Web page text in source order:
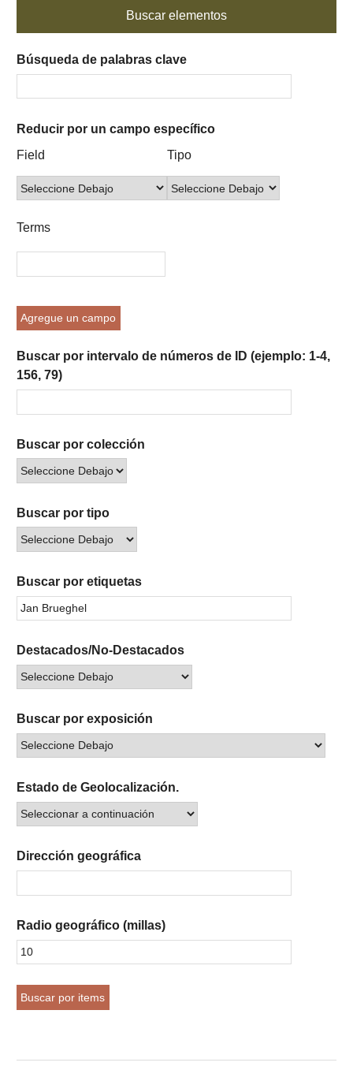
Buscar elementos
Búsqueda de palabras clave
of
rows
in
por
un
campo
Reducir por un campo específico
Campo
búsqueda
Tipo
búsqueda
Términos
búsqueda
Ensamblador
Búsqueda
Field Tipo
Terms
Agregue un campo
Buscar por intervalo de números de ID (ejemplo: 1-4,
156, 79)
Buscar por colección
Buscar por tipo
Buscar por etiquetas
Destacados/No-Destacados
Buscar por exposición
Estado de Geolocalización.
Dirección geográfica
Radio geográfico (millas)